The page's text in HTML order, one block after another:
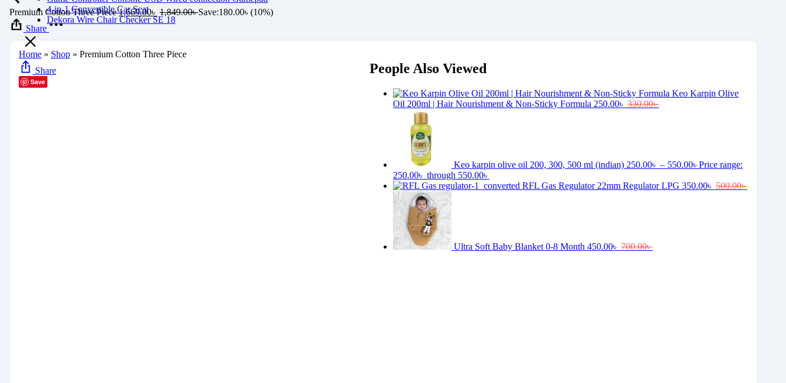
4-in-1 Convertible Car Seat
Dekora Wire Chair Checker SE 18
Premium Cotton Three Piece 1,669.00৳ 1,849.00৳Save:180.00৳ (10%)
Share
Home » Shop » Premium Cotton Three Piece
Share
Save
People Also Viewed
Keo Karpin Olive
Oil 200ml | Hair Nourishment & Non-Sticky Formula 250.00৳ 330.00৳
Keo karpin olive oil 200, 300, 500 ml (indian) 250.00৳ – 550.00৳ Price range:
250.00৳ through 550.00৳
RFL Gas Regulator 22mm Regulator LPG 350.00৳ 500.00৳
Ultra Soft Baby Blanket 0-8 Month 450.00৳ 700.00৳